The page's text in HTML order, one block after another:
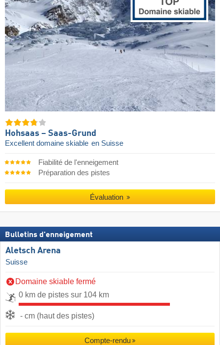
Hohsaas – Saas-Grund
Excellent domaine skiable en Suisse
Fiabilité de l'enneigement
Préparation des pistes
Évaluation
Bulletins d'enneigement
Aletsch Arena
Suisse
Domaine skiable fermé
0 km de pistes sur 104 km
- cm (haut des pistes)
Compte-rendu